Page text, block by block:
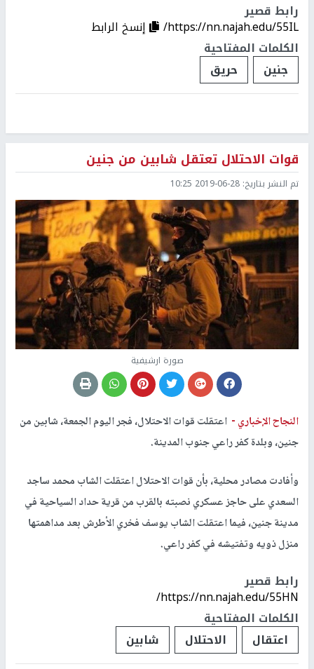
رابط قصير
https://nn.najah.edu/55IL/
إنسخ الرابط
الكلمات المفتاحية
جنين
حريق
قوات الاحتلال تعتقل شابين من جنين
تم النشر بتاريخ: 2019-06-28 10:25
صورة ارشيفية
النجاح الإخباري - اعتقلت قوات الاحتلال، فجر اليوم الجمعة، شابين من
جنين، وبلدة كفر راعي جنوب المدينة.
وأفادت مصادر محلية، بأن قوات الاحتلال اعتقلت الشاب محمد ساجد
السعدي على حاجز عسكري نصبته بالقرب من قرية حداد السياحية في
مدينة جنين، فيما اعتقلت الشاب يوسف فخري الأطرش بعد مداهمتها
منزل ذويه وتفتيشه في كفر راعي.
رابط قصير
https://nn.najah.edu/55HN/
الكلمات المفتاحية
اعتقال
الاحتلال شابين